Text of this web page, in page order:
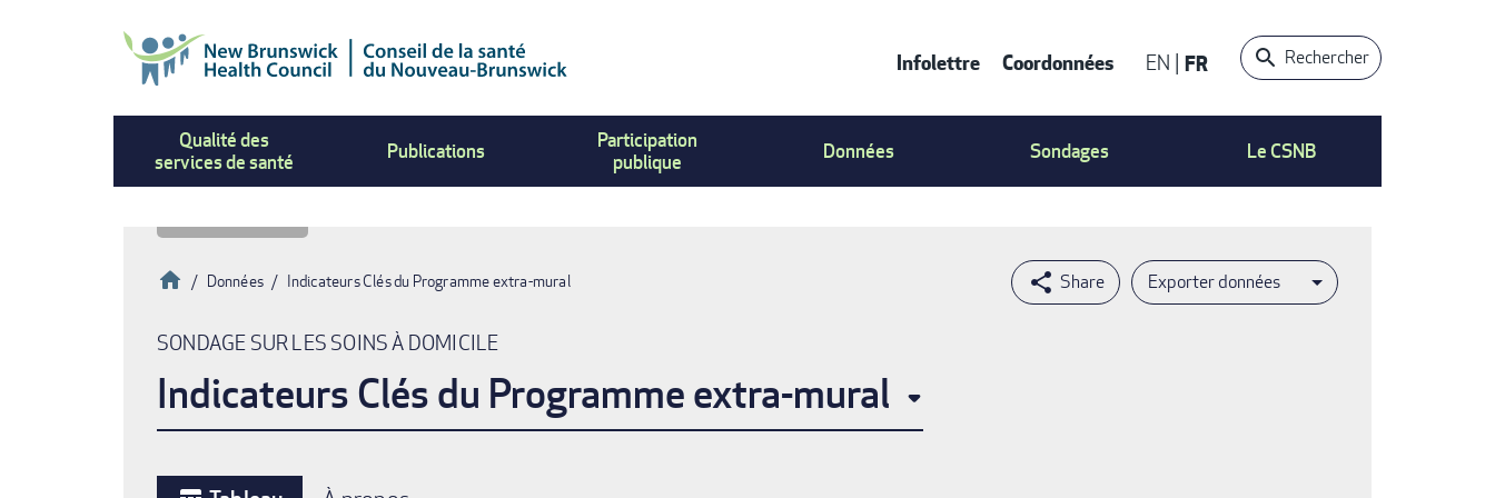
Contact
Menu
Infolettre Coordonnées EN FR Rechercher
Qualité des
services de santé
Publications
Participation
publique
Données Sondages Le CSNB
Exporter données
Fil
d'Ariane
Accueil
Données Indicateurs Clés du Programme extra-mural
SONDAGE SUR LES SOINS À DOMICILE
Indicateurs Clés du Programme extra-mural